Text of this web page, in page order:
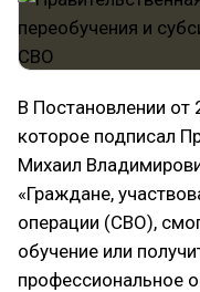
В Постановлении
которое подписал
Михаил
«Граждане,
операции (СВО),
обучение или
профессиональное